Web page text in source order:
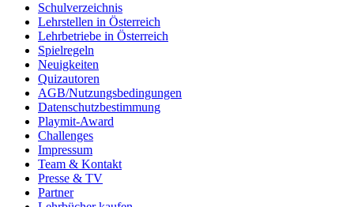
Schulverzeichnis
Lehrstellen in Österreich
Lehrbetriebe in Österreich
Spielregeln
Neuigkeiten
Quizautoren
AGB/Nutzungsbedingungen
Datenschutzbestimmung
Playmit-Award
Challenges
Impressum
Team & Kontakt
Presse & TV
Partner